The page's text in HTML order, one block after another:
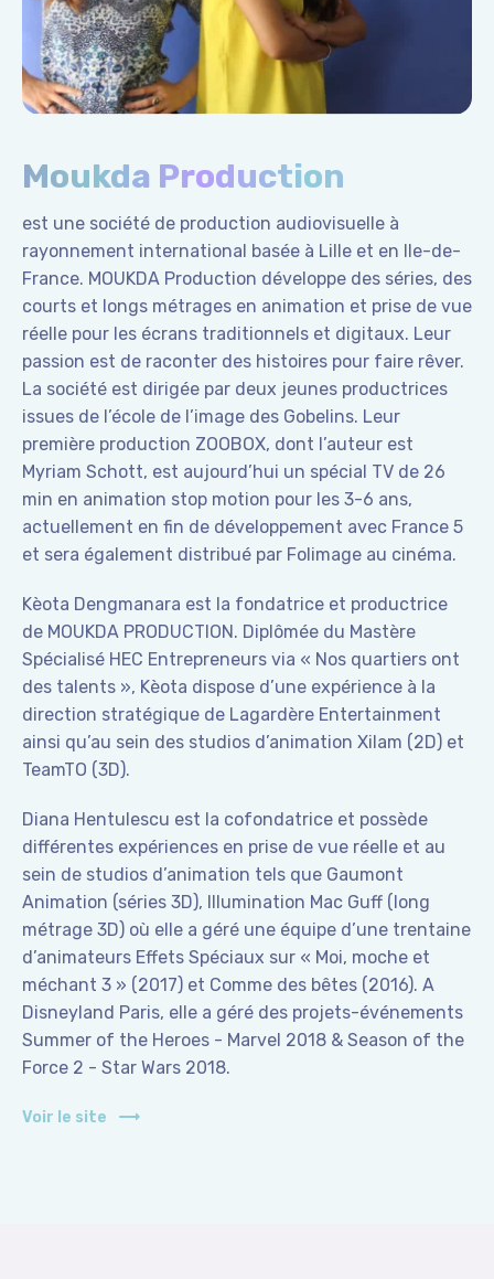
Moukda Production
est une société de production audiovisuelle à
rayonnement international basée à Lille et en Ile-de-
France. MOUKDA Production développe des séries, des
courts et longs métrages en animation et prise de vue
réelle pour les écrans traditionnels et digitaux. Leur
passion est de raconter des histoires pour faire rêver.
La société est dirigée par deux jeunes productrices
issues de l’école de l’image des Gobelins. Leur
première production ZOOBOX, dont l’auteur est
Myriam Schott, est aujourd’hui un spécial TV de 26
min en animation stop motion pour les 3-6 ans,
actuellement en fin de développement avec France 5
et sera également distribué par Folimage au cinéma.
Kèota Dengmanara est la fondatrice et productrice
de MOUKDA PRODUCTION. Diplômée du Mastère
Spécialisé HEC Entrepreneurs via « Nos quartiers ont
des talents », Kèota dispose d’une expérience à la
direction stratégique de Lagardère Entertainment
ainsi qu’au sein des studios d’animation Xilam (2D) et
TeamTO (3D).
Diana Hentulescu est la cofondatrice et possède
différentes expériences en prise de vue réelle et au
sein de studios d’animation tels que Gaumont
Animation (séries 3D), Illumination Mac Guff (long
métrage 3D) où elle a géré une équipe d’une trentaine
d’animateurs Effets Spéciaux sur « Moi, moche et
méchant 3 » (2017) et Comme des bêtes (2016). A
Disneyland Paris, elle a géré des projets-événements
Summer of the Heroes - Marvel 2018 & Season of the
Force 2 - Star Wars 2018.
Voir le site